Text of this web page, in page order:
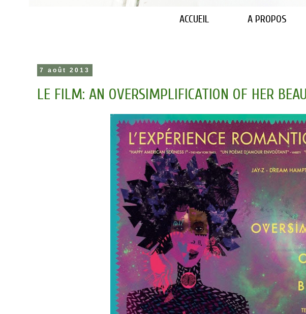
ACCUEIL A PROPOS
7 août 2013
LE FILM: AN OVERSIMPLIFICATION OF HER